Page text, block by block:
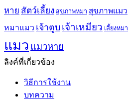
หาย สัตว์เลี้ยง สุขภาพหมา สุขภาพแมว
หมาแมว เจ้าตูบ เจ้าเหมียว เลี้ยงหมา
แมว แมวหาย
ลิงค์ที่เกี่ยวข้อง
วิธีการใช้งาน
บทความ